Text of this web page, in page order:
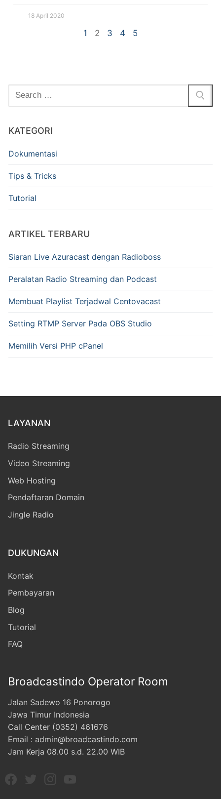
18 April 2020
1 2 3 4 5
KATEGORI
Dokumentasi
Tips & Tricks
Tutorial
ARTIKEL TERBARU
Siaran Live Azuracast dengan Radioboss
Peralatan Radio Streaming dan Podcast
Membuat Playlist Terjadwal Centovacast
Setting RTMP Server Pada OBS Studio
Memilih Versi PHP cPanel
LAYANAN
Radio Streaming
Video Streaming
Web Hosting
Pendaftaran Domain
Jingle Radio
DUKUNGAN
Kontak
Pembayaran
Blog
Tutorial
FAQ
Broadcastindo Operator Room
Jalan Sadewo 16 Ponorogo
Jawa Timur Indonesia
Call Center (0352) 461676
Email : admin@broadcastindo.com
Jam Kerja 08.00 s.d. 22.00 WIB